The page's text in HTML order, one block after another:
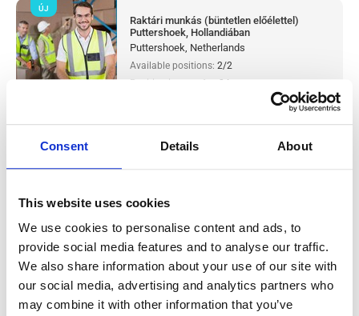
Consent Details About
This website uses cookies
We use cookies to personalise content and ads, to
provide social media features and to analyse our traffic.
We also share information about your use of our site with
our social media, advertising and analytics partners who
may combine it with other information that you’ve
Raktári munkás (büntetlen előélettel)
Puttershoek, Hollandiában
Puttershoek, Netherlands
Available positions: 2/2
Position is open for:
24
Párokat is fogadunk
check
ÚJ
experience) Westerhaar, Hollandiában
Salary:from 14,99€/h star_border 0/5(0 reviews)
Metal production worker (with
experience) Westerhaar, Hollandiában